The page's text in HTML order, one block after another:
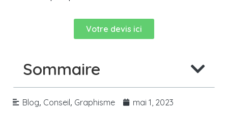
Votre devis ici
Sommaire
Blog, Conseil, Graphisme mai 1, 2023